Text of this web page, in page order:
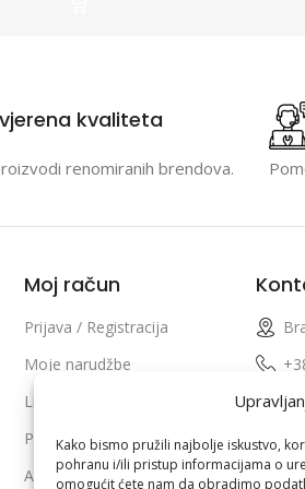
Kako bismo pružili najbolje iskustvo,
pohranu i/ili pristup informacijama o
omogućit ćete nam da obradimo
kvaliteta
renomiranih brendova.
Moj račun
Prijava / Registracija
Moje narudžbe
Lista želja
Poređenje proizvoda
Adrese i podaci profila
ID:
PDV :